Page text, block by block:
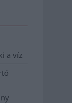
a víz